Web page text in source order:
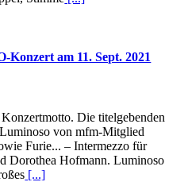
Konzert am 11. Sept. 2021
Die titelgebenden
von mfm-Mitglied
Furie... – Intermezzo für
Dorothea Hofmann. Luminoso
[...]